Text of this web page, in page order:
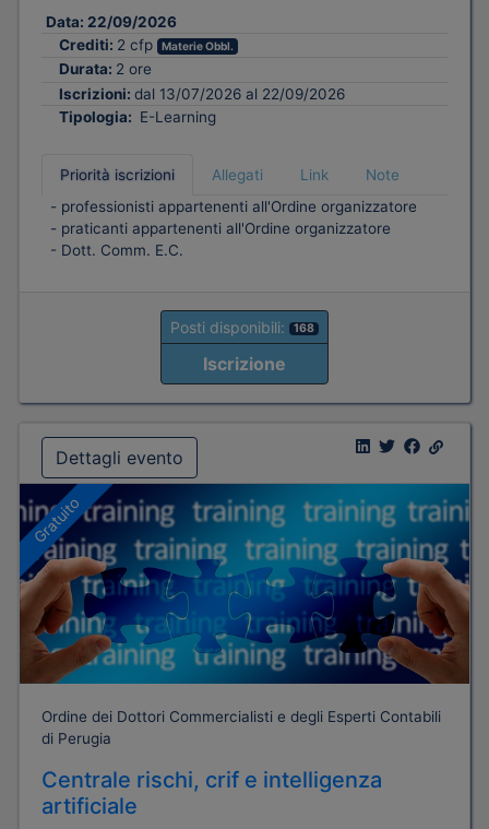
Data: 22/09/2026
Crediti: 2 cfp Materie Obbl.
Durata: 2 ore
Iscrizioni: dal 13/07/2026 al 22/09/2026
Tipologia: E-Learning
Priorità iscrizioni Allegati Link
Note
- professionisti appartenenti all'Ordine organizzatore
- praticanti appartenenti all'Ordine organizzatore
- Dott. Comm. E.C.
Posti disponibili: 168
Iscrizione
Dettagli evento
Gratuito
Ordine dei Dottori Commercialisti e degli Esperti Contabili
di Perugia
Centrale rischi, crif e intelligenza
artificiale